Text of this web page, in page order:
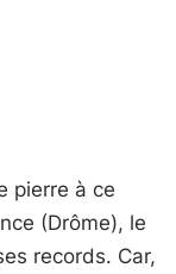
pierre à ce
(Drôme), le
records. Car,